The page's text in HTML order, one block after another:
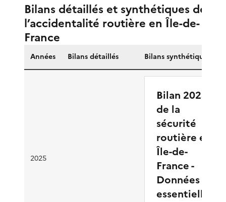
Bilans détaillés et synthétiques de
l’accidentalité routière en Île-de-
France
Années Bilans détaillés Bilans synthétiques
2025
Bilan 2025
de la
sécurité
routière en
Île-de-
France -
Données
essentielles